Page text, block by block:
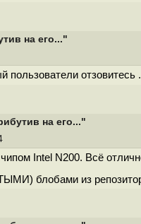
на его..."
пользователи
на его..."
Intel N200. Всё
блобами из